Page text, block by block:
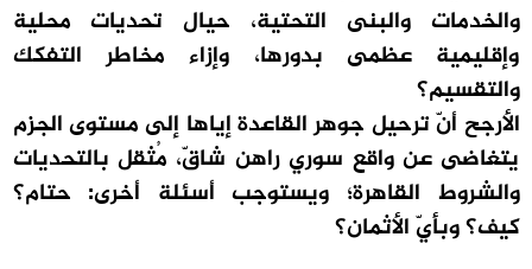
والخدمات والبنى التحتية، حيال تحديات محلية
وإقليمية عظمى بدورها، وإزاء مخاطر التفكك
والتقسيم؟
الأرجح أنّ ترحيل جوهر القاعدة إياها إلى مستوى الجزم
يتغاضى عن واقع سوري راهن شاقّ، مُثقل بالتحديات
والشروط القاهرة؛ ويستوجب أسئلة أخرى: حتام؟
كيف؟ وبأيّ الأثمان؟